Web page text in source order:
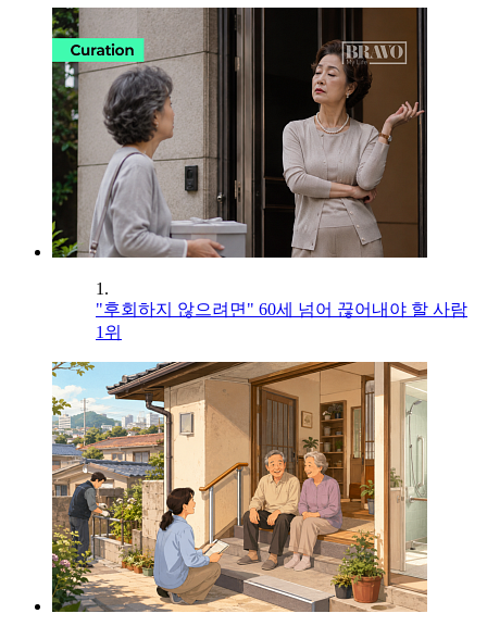
1.
"후회하지 않으려면" 60세 넘어 끊어내야 할 사람
1위